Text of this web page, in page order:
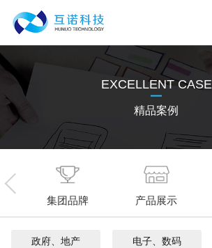
EXCELLENT CASE
精品案例
集团品牌 产品展示
政府、地产 电子、数码